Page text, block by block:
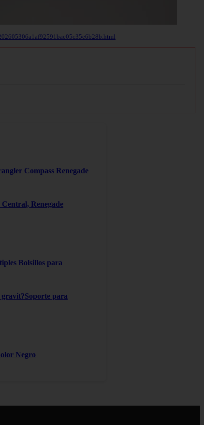
Compass Renegade
Renegade
Bolsillos para
gravit?Soporte para
Negro